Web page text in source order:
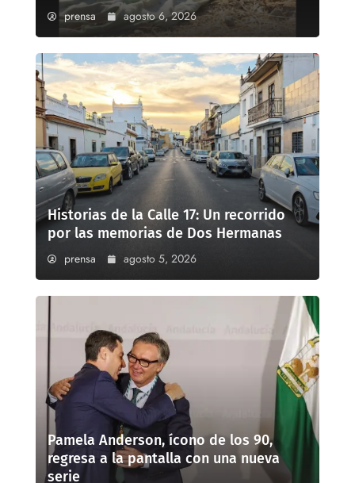
prensa agosto 6, 2026
Historias de la Calle 17: Un recorrido
por las memorias de Dos Hermanas
prensa agosto 5, 2026
Pamela Anderson, ícono de los 90,
regresa a la pantalla con una nueva
serie